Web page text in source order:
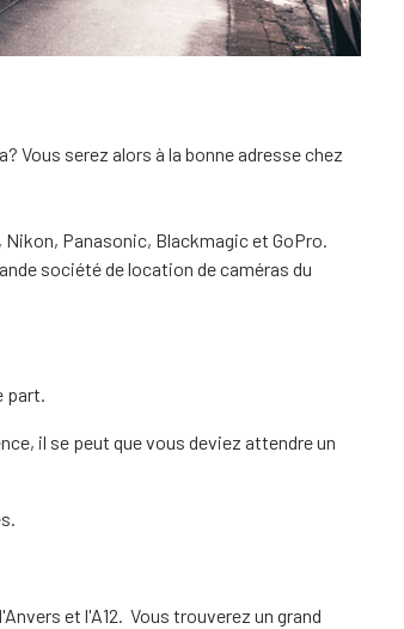
Vous serez alors à la bonne adresse chez
Panasonic, Blackmagic et GoPro.
société de location de caméras du
part.
il se peut que vous deviez attendre un
et l'A12. Vous trouverez un grand